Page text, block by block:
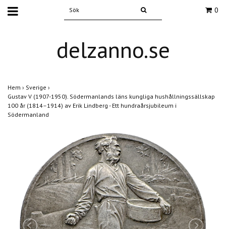
0
delzanno.se
Hem › Sverige ›
Gustav V (1907-1950). Södermanlands läns kungliga hushållningssällskap
100 år (1814–1914) av Erik Lindberg - Ett hundraårsjubileum i
Södermanland